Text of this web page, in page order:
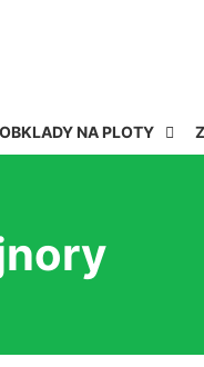
OBKLADY NA PLOTY